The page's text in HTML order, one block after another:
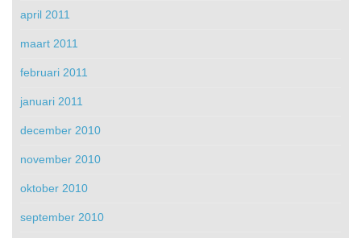
april 2011
maart 2011
februari 2011
januari 2011
december 2010
november 2010
oktober 2010
september 2010